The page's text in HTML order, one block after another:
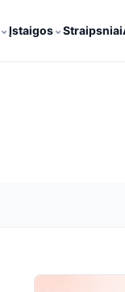
⌄Įstaigos⌄Straipsniai